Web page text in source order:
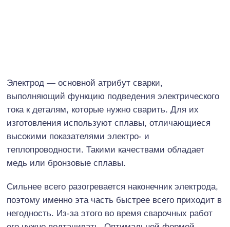
Электрод — основной атрибут сварки,
выполняющий функцию подведения электрического
тока к деталям, которые нужно сварить. Для их
изготовления используют сплавы, отличающиеся
высокими показателями электро- и
теплопроводности. Такими качествами обладает
медь или бронзовые сплавы.
Сильнее всего разогревается наконечник электрода,
поэтому именно эта часть быстрее всего приходит в
негодность. Из-за этого во время сварочных работ